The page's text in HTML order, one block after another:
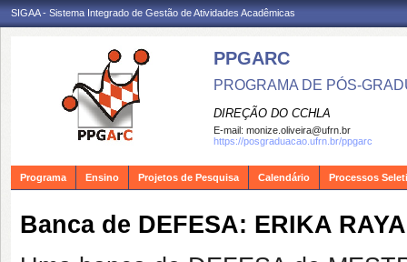
SIGAA - Sistema Integrado de Gestão de Atividades Acadêmicas
PPGARC
PROGRAMA DE PÓS-
DIREÇÃO DO CCHLA
E-mail: monize.oliveira@ufrn.br
https://posgraduacao.ufrn.br/ppgarc
Programa Ensino Projetos de Pesquisa Calendário Processos
Banca de DEFESA: ERIKA